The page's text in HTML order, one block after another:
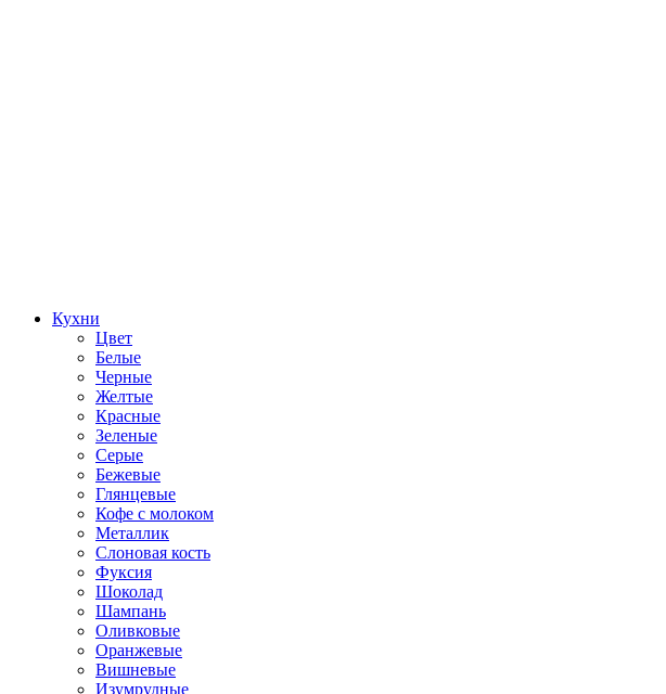
Кухни
Цвет
Белые
Черные
Желтые
Красные
Зеленые
Серые
Бежевые
Глянцевые
Кофе с молоком
Металлик
Слоновая кость
Фуксия
Шоколад
Шампань
Оливковые
Оранжевые
Вишневые
Изумрудные